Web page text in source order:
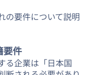
の要件について説明
件
る企業は「日本国